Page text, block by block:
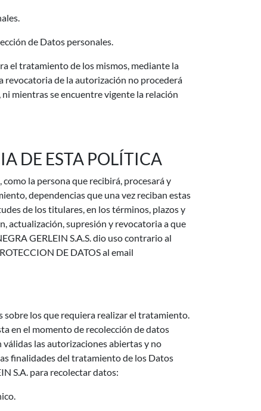
de Datos personales.
el tratamiento de los mismos, mediante la
revocatoria de la autorización no procederá
mientras se encuentre vigente la relación
DE ESTA POLÍTICA
la persona que recibirá, procesará y
dependencias que una vez reciban estas
de los titulares, en los términos, plazos y
actualización, supresión y revocatoria a que
GERLEIN S.A.S. dio uso contrario al
DE DATOS al email
sobre los que requiera realizar el tratamiento.
en el momento de recolección de datos
las autorizaciones abiertas y no
finalidades del tratamiento de los Datos
S.A. para recolectar datos: